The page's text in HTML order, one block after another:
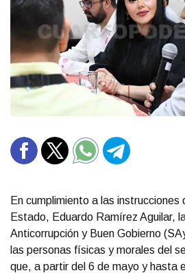
En cumplimiento a las instrucciones
Estado, Eduardo Ramírez Aguilar,
Anticorrupción y Buen Gobierno
las personas físicas y morales del
que, a partir del 6 de mayo y hasta